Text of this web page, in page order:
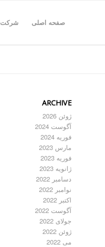
صفحه اصلی شرکت
ARCHIVE
ژوئن 2026
آگوست 2024
فوریه 2024
مارس 2023
فوریه 2023
ژانویه 2023
دسامبر 2022
نوامبر 2022
اکتبر 2022
آگوست 2022
جولای 2022
ژوئن 2022
می 2022